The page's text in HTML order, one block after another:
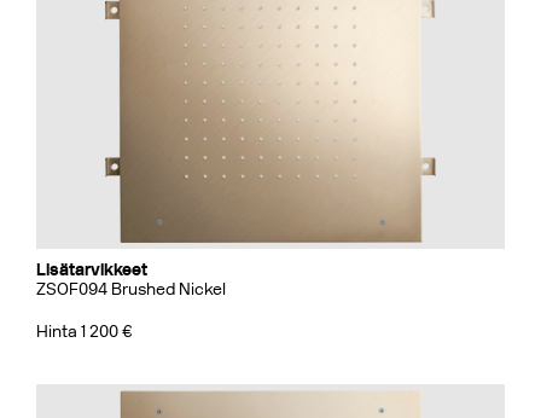
Lisätarvikkeet
ZSOF094 Brushed Nickel
Hinta 1 200 €